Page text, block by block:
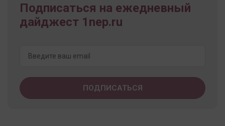
Подписаться на ежедневный
дайджест 1nep.ru